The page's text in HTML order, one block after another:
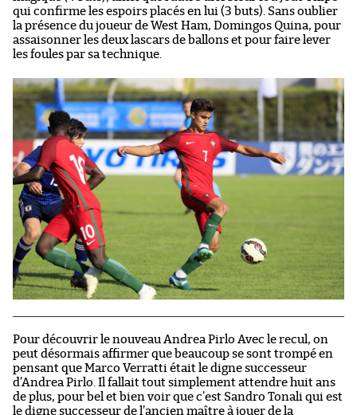
qui confirme les espoirs placés en lui (3 buts). Sans oublier
la présence du joueur de West Ham, Domingos Quina, pour
assaisonner les deux lascars de ballons et pour faire lever
les foules par sa technique.
Pour découvrir le nouveau Andrea Pirlo Avec le recul, on
peut désormais affirmer que beaucoup se sont trompé en
pensant que Marco Verratti était le digne successeur
d’Andrea Pirlo. Il fallait tout simplement attendre huit ans
de plus, pour bel et bien voir que c’est Sandro Tonali qui est
le digne successeur de l’ancien maître à jouer de la